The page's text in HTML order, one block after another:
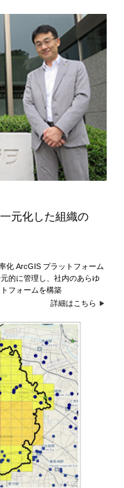
元化した組織の
化 ArcGIS プラットフォーム
的に管理し、社内のあらゆ
フォームを構築
詳細はこちら